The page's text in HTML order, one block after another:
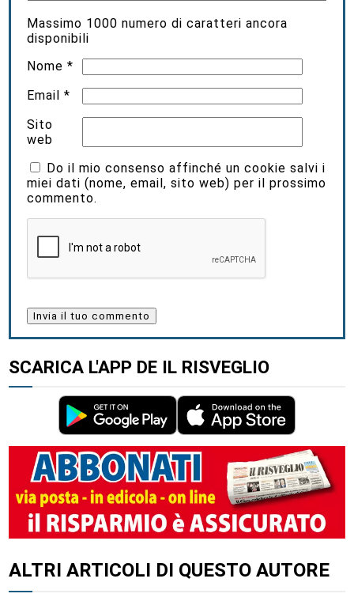
Massimo 1000 numero di caratteri ancora
disponibili
Nome*
Email*
Sito
web
Do il mio consenso affinché un cookie salvi i
miei dati (nome, email, sito web) per il prossimo
commento.
SCARICA L'APP DE IL RISVEGLIO
ALTRI ARTICOLI DI QUESTO AUTORE